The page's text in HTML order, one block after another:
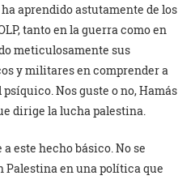
aprendido astutamente de los
tanto en la guerra como en
meticulosamente sus
y militares en comprender a
Nos guste o no, Hamás
dirige la lucha palestina.
este hecho básico. No se
Palestina en una política que